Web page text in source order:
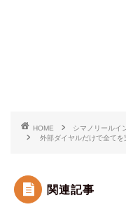
HOME
シマノリールイ
外部ダイヤルだけで全て
関連記事